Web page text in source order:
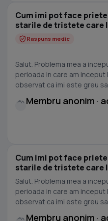
Cum imi pot face
starile de tristete care
Raspuns medic
Salut. Problema mea a
perioada in care am inceput
observat ca imi este greu
Membru anonim ·
Cum imi pot face
starile de tristete care
Salut. Problema mea a
perioada in care am inceput
observat ca imi
Membru anonim ·